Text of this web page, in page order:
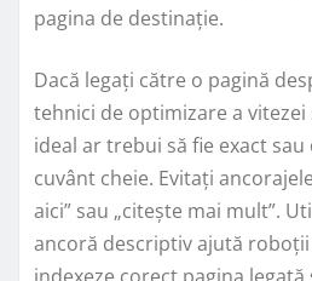
pagina de destinație.
Dacă legați către o pagină
tehnici de optimizare a vitezei
ideal ar trebui să fie exact
cuvânt cheie. Evitați
aici” sau „citește mai mult”.
ancoră descriptiv ajută